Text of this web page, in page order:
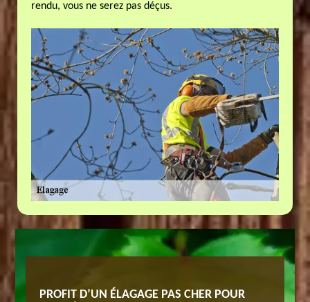
rendu, vous ne serez pas déçus.
PROFIT D’UN ÉLAGAGE PAS CHER POUR